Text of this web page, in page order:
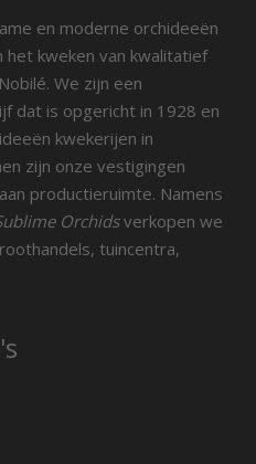
en moderne orchideeën
het kweken van kwalitatief
We zijn een
dat is opgericht in 1928 en
kwekerijen in
zijn onze vestigingen
aan productieruimte. Namens
Orchidsverkopen we
tuincentra,